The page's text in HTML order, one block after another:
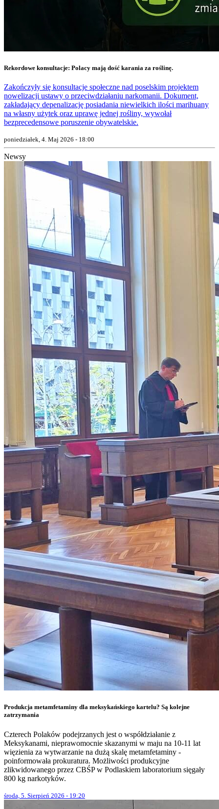
Rekordowe konsultacje: Polacy mają dość karania za roślinę.
Zakończyły się konsultacje społeczne nad poselskim projektem
nowelizacji ustawy o przeciwdziałaniu narkomanii. Dokument,
zakładający depenalizację posiadania niewielkich ilości marihuany
na własny użytek oraz uprawę jednej rośliny, wywołał
bezprecedensowe poruszenie obywatelskie.
poniedziałek, 4. Maj 2026 - 18:00
Newsy
Produkcja metamfetaminy dla meksykańskiego kartelu? Są kolejne
zatrzymania
Czterech Polaków podejrzanych jest o współdziałanie z
Meksykanami, nieprawomocnie skazanymi w maju na 10-11 lat
więzienia za wytwarzanie na dużą skalę metamfetaminy -
poinformowała prokuratura. Możliwości produkcyjne
zlikwidowanego przez CBŚP w Podlaskiem laboratorium sięgały
800 kg narkotyków.
środa, 5. Sierpień 2026 - 19:20